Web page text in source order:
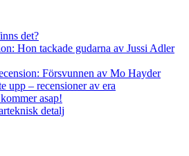
det?
Hon tackade gudarna av Jussi Adler
Försvunnen av Mo Hayder
upp – recensioner av era
asap!
detalj